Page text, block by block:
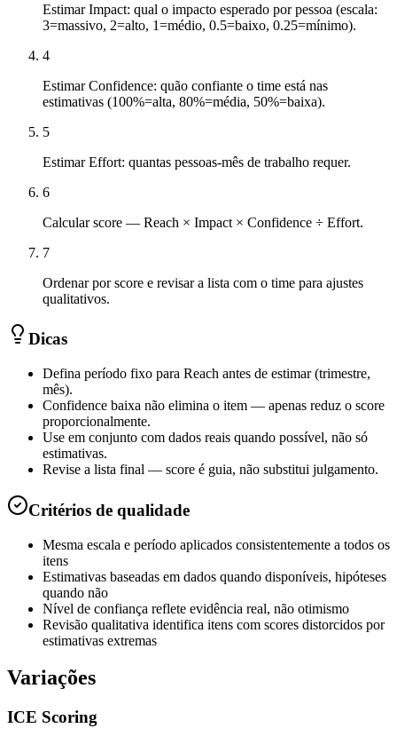
Estimar Impact: qual o impacto esperado por pessoa (escala:
3=massivo, 2=alto, 1=médio, 0.5=baixo, 0.25=mínimo).
4
Estimar Confidence: quão confiante o time está nas
estimativas (100%=alta, 80%=média, 50%=baixa).
5
Estimar Effort: quantas pessoas-mês de trabalho requer.
6
Calcular score — Reach × Impact × Confidence ÷ Effort.
7
Ordenar por score e revisar a lista com o time para ajustes
qualitativos.
Dicas
Defina período fixo para Reach antes de estimar (trimestre,
mês).
Confidence baixa não elimina o item — apenas reduz o score
proporcionalmente.
Use em conjunto com dados reais quando possível, não só
estimativas.
Revise a lista final — score é guia, não substitui julgamento.
Critérios de qualidade
Mesma escala e período aplicados consistentemente a todos os
itens
Estimativas baseadas em dados quando disponíveis, hipóteses
quando não
Nível de confiança reflete evidência real, não otimismo
Revisão qualitativa identifica itens com scores distorcidos por
estimativas extremas
Variações
ICE Scoring